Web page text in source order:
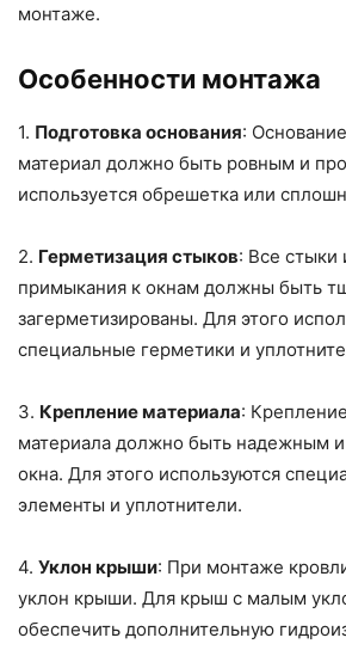
монтаже.
Особенности монтажа
1. Подготовка основания:
материал должно быть ровным и
используется обрешетка или
2. Герметизация стыков: Все стыки
примыкания к окнам должны быть
загерметизированы. Для этого
специальные герметики и
3. Крепление материала:
материала должно быть надежным
окна. Для этого используются
элементы и уплотнители.
4. Уклон крыши: При монтаже
уклон крыши. Для крыш с малым
обеспечить дополнительную